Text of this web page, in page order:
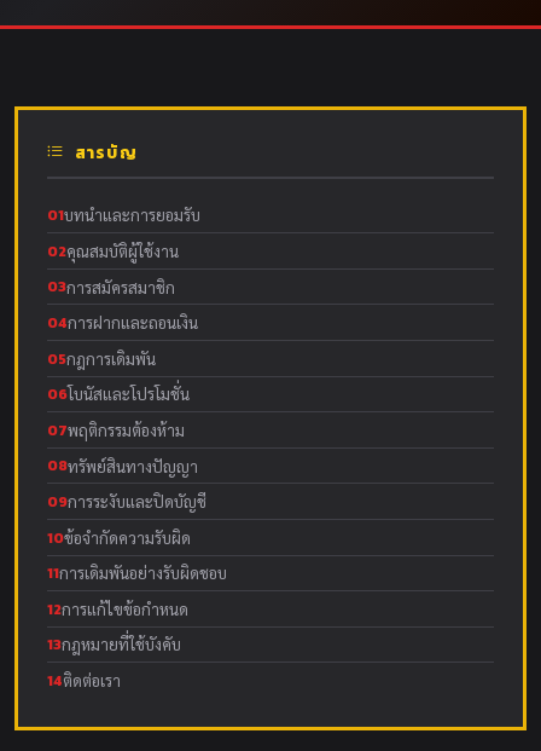
สารบัญ
01บทนำและการยอมรับ
02คุณสมบัติผู้ใช้งาน
03การสมัครสมาชิก
04การฝากและถอนเงิน
05กฎการเดิมพัน
06โบนัสและโปรโมชั่น
07พฤติกรรมต้องห้าม
08ทรัพย์สินทางปัญญา
09การระงับและปิดบัญชี
10ข้อจำกัดความรับผิด
11การเดิมพันอย่างรับผิดชอบ
12การแก้ไขข้อกำหนด
13กฎหมายที่ใช้บังคับ
14ติดต่อเรา